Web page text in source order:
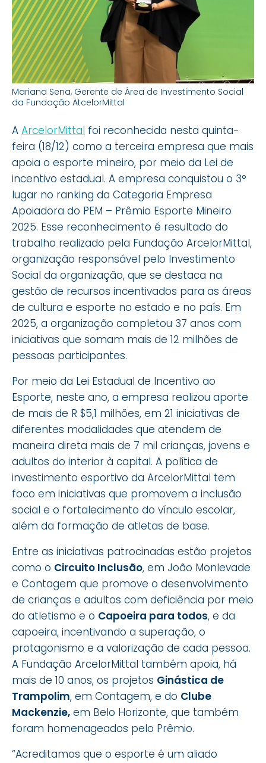
Mariana Sena, Gerente de Área de Investimento Social
da Fundação AtcelorMittal
A ArcelorMittal foi reconhecida nesta quinta-
feira (18/12) como a terceira empresa que mais
apoia o esporte mineiro, por meio da Lei de
incentivo estadual. A empresa conquistou o 3°
lugar no ranking da Categoria Empresa
Apoiadora do PEM – Prêmio Esporte Mineiro
2025. Esse reconhecimento é resultado do
trabalho realizado pela Fundação ArcelorMittal,
organização responsável pelo Investimento
Social da organização, que se destaca na
gestão de recursos incentivados para as áreas
de cultura e esporte no estado e no país. Em
2025, a organização completou 37 anos com
iniciativas que somam mais de 12 milhões de
pessoas participantes.
Por meio da Lei Estadual de Incentivo ao
Esporte, neste ano, a empresa realizou aporte
de mais de R $5,1 milhões, em 21 iniciativas de
diferentes modalidades que atendem de
maneira direta mais de 7 mil crianças, jovens e
adultos do interior à capital. A política de
investimento esportivo da ArcelorMittal tem
foco em iniciativas que promovem a inclusão
social e o fortalecimento do vínculo escolar,
além da formação de atletas de base.
Entre as iniciativas patrocinadas estão projetos
como o Circuito Inclusão, em João Monlevade
e Contagem que promove o desenvolvimento
de crianças e adultos com deficiência por meio
do atletismo e o Capoeira para todos, e da
capoeira, incentivando a superação, o
protagonismo e a valorização de cada pessoa.
A Fundação ArcelorMittal também apoia, há
mais de 10 anos, os projetos Ginástica de
Trampolim, em Contagem, e do Clube
Mackenzie, em Belo Horizonte, que também
foram homenageados pelo Prêmio.
“Acreditamos que o esporte é um aliado